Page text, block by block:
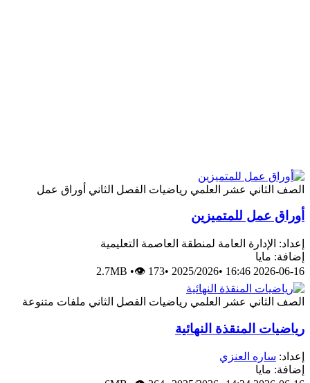
الصف الثاني عشر العلمي رياضيات الفصل الثاني أوراق عمل
أوراق عمل للمتميزين
إعداد: الإدارة العامة لمنطقة العاصمة التعليمية
إضافة: مايا
2026-06-16 16:46
•
2025/2026
•
2.7MB •👁 173
الصف الثاني عشر العلمي رياضيات الفصل الثاني ملفات متنوعة
رياضيات المنقذة النهائية
إعداد: ساره العنزي
إضافة: مايا